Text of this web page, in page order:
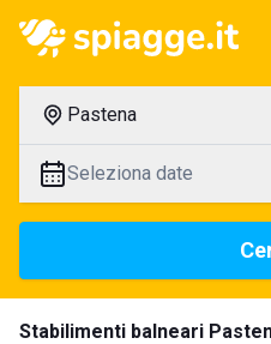
Pastena
Seleziona date
Stabilimenti balneari